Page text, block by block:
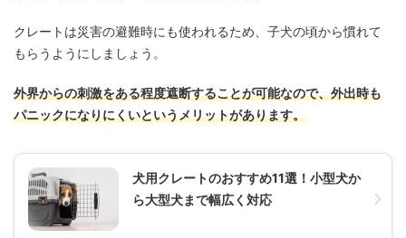
クレートは災害の避難時にも使われるため、子犬の頃から慣れて
もらうようにしましょう。
外界からの刺激をある程度遮断することが可能なので、外出時も
パニックになりにくいというメリットがあります。
犬用クレートのおすすめ11選！小型犬か
ら大型犬まで幅広く対応